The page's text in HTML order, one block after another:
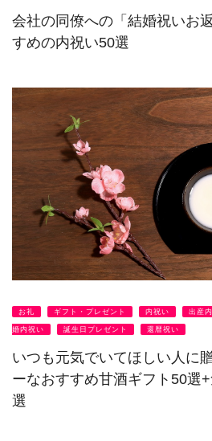
会社の同僚への「結婚祝いお
すめの内祝い50選
お礼 ギフト・プレゼント 内祝い 出産
婚内祝い 誕生日プレゼント 還暦祝い
いつも元気でいてほしい人に
ーなおすすめ甘酒ギフト50選
選